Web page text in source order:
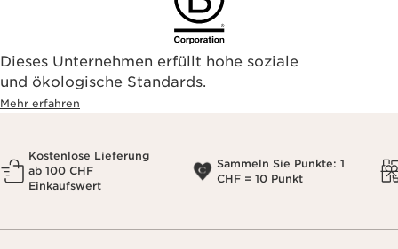
Dieses Unternehmen erfüllt hohe soziale
und ökologische Standards.
Mehr erfahren
Kostenlose Lieferung
ab 100 CHF
Einkaufswert
Sammeln Sie Punkte: 1
CHF = 10 Punkt